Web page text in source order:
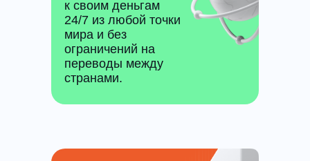
к своим деньгам
24/7 из любой точки
мира и без
ограничений на
переводы между
странами.